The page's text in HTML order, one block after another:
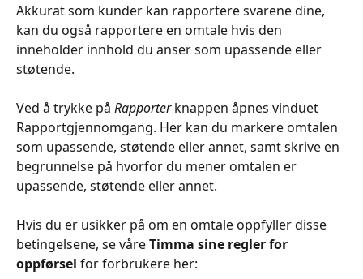
Akkurat som kunder kan rapportere svarene dine,
kan du også rapportere en omtale hvis den
inneholder innhold du anser som upassende eller
støtende.
Ved å trykke på Rapporter knappen åpnes vinduet
Rapportgjennomgang. Her kan du markere omtalen
som upassende, støtende eller annet, samt skrive en
begrunnelse på hvorfor du mener omtalen er
upassende, støtende eller annet.
Hvis du er usikker på om en omtale oppfyller disse
betingelsene, se våre Timma sine regler for
oppførsel for forbrukere her: